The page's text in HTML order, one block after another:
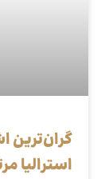
گران‌ترین
استرالیا